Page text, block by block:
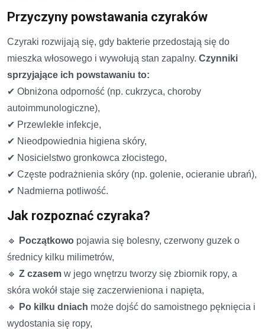
Przyczyny powstawania czyraków
Czyraki rozwijają się, gdy bakterie przedostają się do
mieszka włosowego i wywołują stan zapalny. Czynniki
sprzyjające ich powstawaniu to:
✔ Obniżona odporność (np. cukrzyca, choroby
autoimmunologiczne),
✔ Przewlekłe infekcje,
✔ Nieodpowiednia higiena skóry,
✔ Nosicielstwo gronkowca złocistego,
✔ Częste podrażnienia skóry (np. golenie, ocieranie ubrań),
✔ Nadmierna potliwość.
Jak rozpoznać czyraka?
🔹 Początkowo pojawia się bolesny, czerwony guzek o
średnicy kilku milimetrów,
🔹 Z czasem w jego wnętrzu tworzy się zbiornik ropy, a
skóra wokół staje się zaczerwieniona i napięta,
🔹
Po kilku dniach może dojść do samoistnego pęknięcia i
wydostania się ropy,